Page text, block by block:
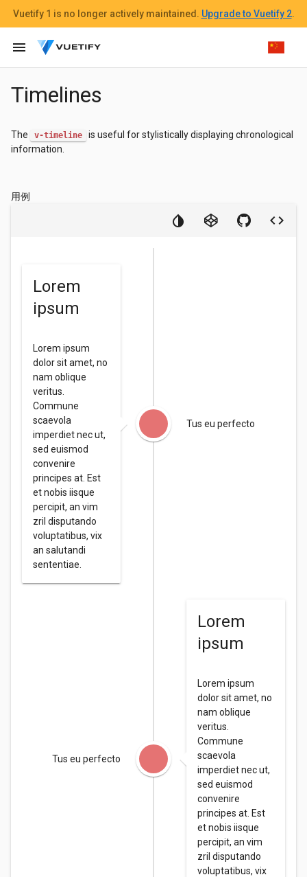
Timelines
The v-timeline
is useful for stylistically displaying chronological
information.
用例
Lorem
ipsum
Lorem ipsum
dolor sit amet, no
nam oblique
veritus.
Commune
scaevola
imperdiet nec ut,
sed euismod
convenire
principes at. Est
et nobis iisque
percipit, an vim
zril disputando
voluptatibus, vix
an salutandi
sententiae.
Tus eu perfecto
Lorem
ipsum
Lorem ipsum
dolor sit amet, no
nam oblique
veritus.
Commune
scaevola
imperdiet nec ut,
sed euismod
convenire
principes at. Est
et nobis iisque
percipit, an vim
zril disputando
voluptatibus, vix
Tus eu perfecto
Vuetify 1 is no longer actively maintained. Upgrade to Vuetify 2.
menu